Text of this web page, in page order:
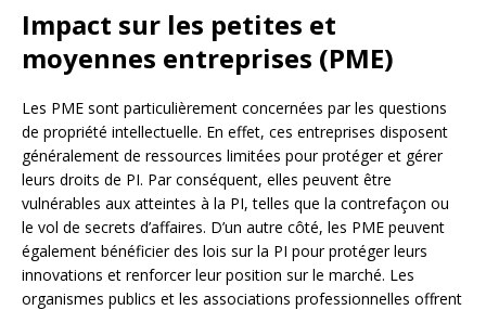
Impact sur les petites et
moyennes entreprises (PME)
Les PME sont particulièrement concernées par les questions
de propriété intellectuelle. En effet, ces entreprises disposent
généralement de ressources limitées pour protéger et gérer
leurs droits de PI. Par conséquent, elles peuvent être
vulnérables aux atteintes à la PI, telles que la contrefaçon ou
le vol de secrets d’affaires. D’un autre côté, les PME peuvent
également bénéficier des lois sur la PI pour protéger leurs
innovations et renforcer leur position sur le marché. Les
organismes publics et les associations professionnelles offrent